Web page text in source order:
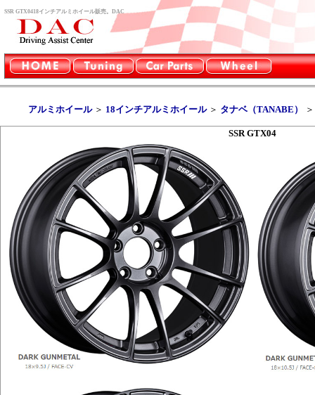
SSR GTX0418インチアルミホイール販売。DAC
アルミホイール＞ 18インチアルミホイール＞ タナベ（TANABE）
SSR GTX04